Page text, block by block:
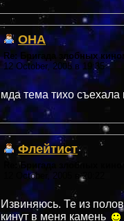
OHA
Re: Бригада злобных
12 October, 2005 в 19:35
мда тема тихо съехала
Флейтист
Re: Бригада злобных
12 October, 2005 в 20:22
Извиняюсь. Те из
кинут в меня камень